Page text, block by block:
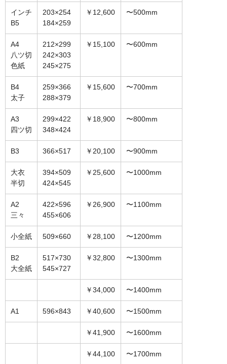
メンバー
ショップ
For overseas customers
サイトマップ
オーダーメイド額装
額装のご相談・注文方法
ショップ
インチ
B5
203×254
184×259
￥12,600 〜500mm
A4
八ツ切
色紙
212×299
242×303
245×275
￥15,100 〜600mm
B4
太子
259×366
288×379
￥15,600 〜700mm
A3
四ツ切
299×422
348×424
￥18,900 〜800mm
B3 366×517 ￥20,100 〜900mm
大衣
半切
394×509
424×545
￥25,600 〜1000mm
A2
三々
422×596
455×606
￥26,900 〜1100mm
小全紙 509×660 ￥28,100 〜1200mm
B2
大全紙
517×730
545×727
￥32,800 〜1300mm
￥34,000 〜1400mm
A1 596×843 ￥40,600 〜1500mm
￥41,900 〜1600mm
￥44,100 〜1700mm